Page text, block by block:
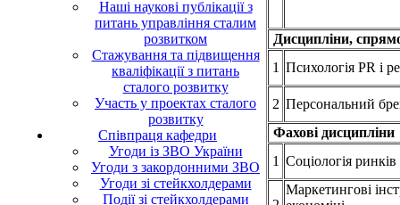
Наші наукові публікації з
питань управління сталим
розвитком
Стажування та підвищення
кваліфікації з питань
сталого розвитку
Участь у проектах сталого
розвитку
Співпраця кафедри
Угоди із ЗВО України
Угоди з закордонними ЗВО
Угоди зі стейкхолдерами
Події зі стейкхолдерами
Дисципліни,
1 Психологія PR і
2 Персональний
Фахові
1 Соціологія ринків
Маркетингові